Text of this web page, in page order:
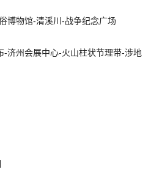
博物馆-清溪川-战争纪念广场
济州会展中心-火山柱状节理带-涉地